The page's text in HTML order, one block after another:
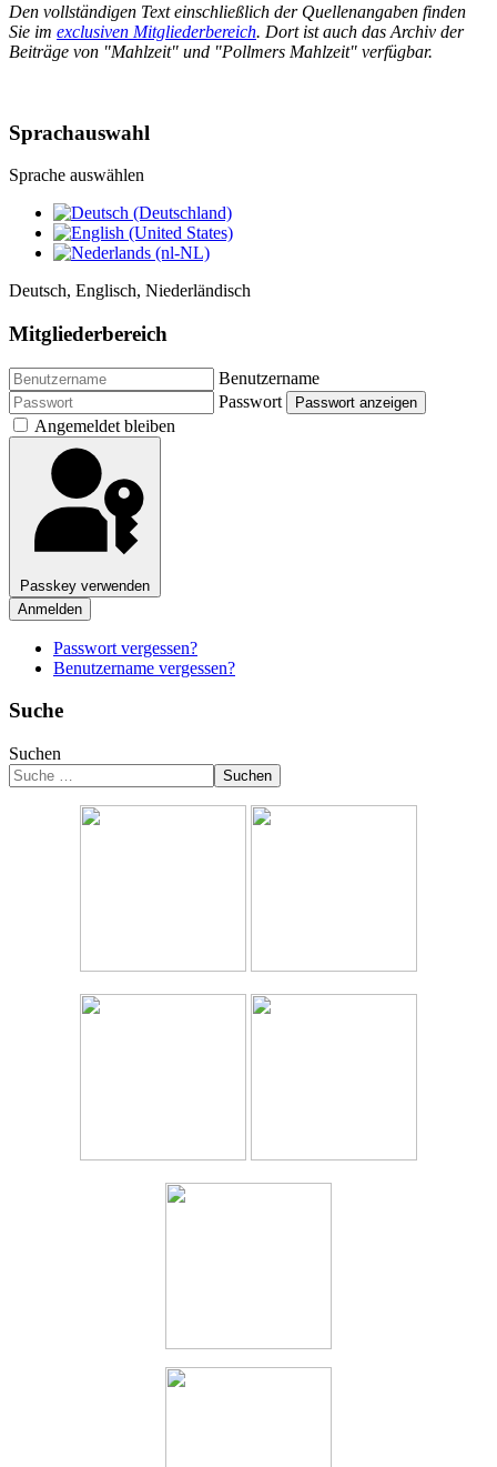
Den vollständigen Text einschließlich der Quellenangaben finden
Sie im exclusiven Mitgliederbereich. Dort ist auch das Archiv der
Beiträge von "Mahlzeit" und "Pollmers Mahlzeit" verfügbar.
Sprachauswahl
Sprache auswählen
Deutsch, Englisch, Niederländisch
Mitgliederbereich
Benutzername
Passwort
Passwort anzeigen
Angemeldet bleiben
Passkey verwenden
Anmelden
Passwort vergessen?
Benutzername vergessen?
Suche
Suchen
Suchen